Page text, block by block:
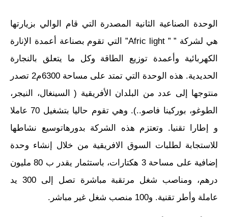
الوحدة الصناعية الثانية المصدرة التي قام الوالي بزيارتها
هي لشركة ” ” Afric light” التي تقوم بصناعة أعمدة الإنارة
الكهربائية وأعمدة توزيع الطاقة وكل ما يتعلق بالنجارة
الحديدية. هذه الوحدة التي تمتد على مساحة 6300م2 تصدر
منتوجها إلى عدد من البلدان الأفريقية ( السينغال، النيجر،
الطوغو، بوركينا فاصو..). وهي تقوم حاليا بتشغيل 70 عاملا
و إطارا تقنيا. وتعتزم هذه الشركة بدورهاتوسيع نشاطها
للاستجابة لطلبات السوق الافريقية من خلال إنشاء وحدة
إضافية على مساحة 3 هكتارات، باستثمار يقدر ب 80 مليون
درهم، ومناصب شغل مرتقبة مباشرة تصل إلى 300 يد
عاملة وأطر تقنية. و100 منصب شغل غير مباشر.